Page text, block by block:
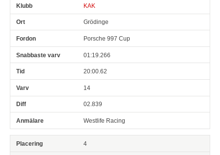
KAK
Grödinge
Porsche 997 Cup
01:19.266
20:00.62
14
02.839
Westlife Racing
4